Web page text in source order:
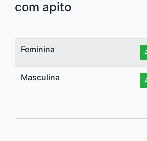
com apito
Feminina
Masculina